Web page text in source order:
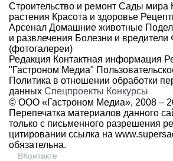
Строительство и ремонт Сады мира
растения Красота и здоровье
Арсенал Домашние животные
и развлечения Болезни и вредители
(фотогалереи)
Редакция Контактная информация
"Гастроном Медиа"
Политика в отношении обработки
данных Спецпроекты Конкурсы
© ООО «Гастроном Медиа», 2008 –
Перепечатка материалов данного
только с письменного разрешения
цитировании ссылка на
обязательна.
ВКонтакте